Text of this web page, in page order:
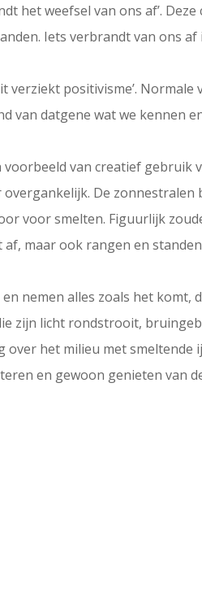
het weefsel van ons af’.
Iets verbrandt van ons af
verziekt positivisme’.
van datgene wat we kennen
voorbeeld van creatief
De
voor smelten. Figuurlijk
maar ook rangen en
nemen alles zoals het komt,
zijn licht rondstrooit,
het milieu met smeltende
en gewoon genieten van